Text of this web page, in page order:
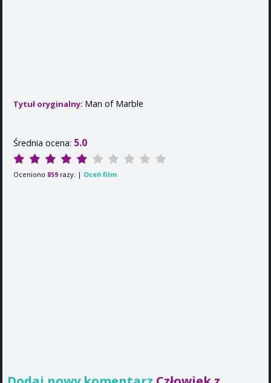
Tytuł oryginalny: Man of Marble
Średnia ocena: 5.0
Oceniono 859 razy. | Oceń film